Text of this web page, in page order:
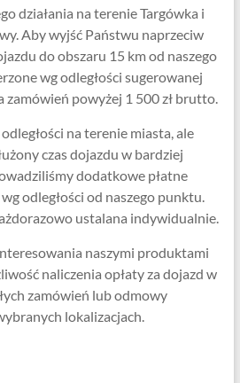
działania na terenie Targówka i
Aby wyjść Państwu naprzeciw
do obszaru 15 km od naszego
wg odległości sugerowanej
zamówień powyżej 1 500 zł brutto.
na terenie miasta, ale
czas dojazdu w bardziej
dodatkowe płatne
odległości od naszego punktu.
ustalana indywidualnie.
naszymi produktami
naliczenia opłaty za dojazd w
zamówień lub odmowy
lokalizacjach.